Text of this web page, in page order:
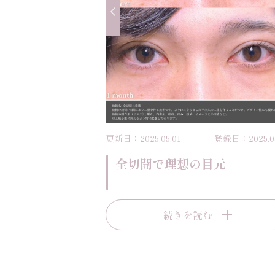
更新日：2025.05.01 登録日：
全切開で理想の目元
続きを読む